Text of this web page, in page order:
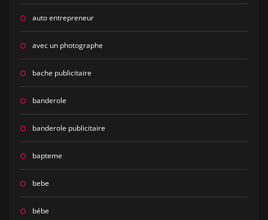
auto entrepreneur
avec un photographe
bache publicitaire
banderole
banderole publicitaire
bapteme
bebe
bébe